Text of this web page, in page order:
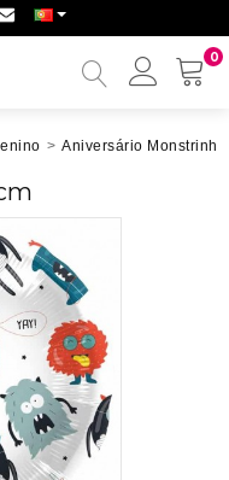
0
Minha
> Aniversário